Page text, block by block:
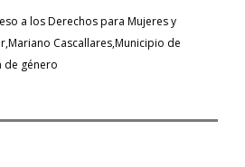
a los Derechos para Mujeres y
Mariano CascallaresMunicipio de
de género